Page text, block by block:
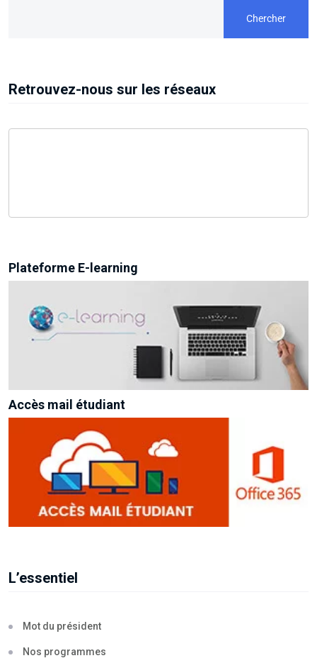
Chercher
Retrouvez-nous sur les réseaux
Plateforme E-learning
Accès mail étudiant
L’essentiel
Mot du président
Nos programmes